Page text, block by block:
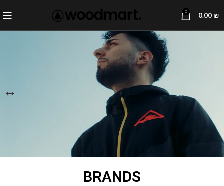
0 0.00 ₪
BRANDS